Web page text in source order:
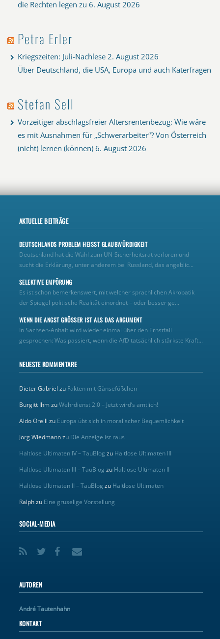
die Rechten legen zu 6. August 2026
Petra Erler
Kriegszeiten: Juli-Nachlese 2. August 2026
Über Deutschland, die USA, Europa und auch Katerfragen
Stefan Sell
Vorzeitiger abschlagsfreier Altersrentenbezug: Wie wäre
es mit Ausnahmen für „Schwerarbeiter“? Von Österreich
(nicht) lernen (können) 6. August 2026
AKTUELLE BEITRÄGE
DEUTSCHLANDS PROBLEM HEISST GLAUBWÜRDIGKEIT
Deutschland hat die Wahl zum UN‑Sicherheitsrat verloren und
sucht die Erklärung, unter anderem bei Russland, das angeblic...
SELEKTIVE EMPÖRUNG
Es ist schon bemerkenswert, mit welcher sprachlichen Akrobatik
der Spiegel politische Realität einordnet – oder besser ge...
WENN DIE ANGST GRÖSSER IST ALS DAS ARGUMENT
In Sachsen-Anhalt wird wieder einmal über den Ernstfall
gesprochen: Was passiert, wenn die AfD tatsächlich stärkste Kraft...
NEUESTE KOMMENTARE
Dieter Gabriel zu Fakten mit Gänsefüßchen
Burgitt IhmzuWehrdienst 2.0 – Jetzt wird’s amtlich!
Aldo Orelli zu Europa übt sich in moralischer Bequemlichkeit
Jörg Wiedmannzu Die Anzeige ist raus
Haltlose Ultimaten IV – TauBlog zu Haltlose Ultimaten III
Haltlose Ultimaten III – TauBlog zu Haltlose Ultimaten II
Haltlose Ultimaten II – TauBlog zu Haltlose Ultimaten
Ralphzu Eine gruselige Vorstellung
SOCIAL-MEDIA
AUTOREN
André Tautenhahn
KONTAKT